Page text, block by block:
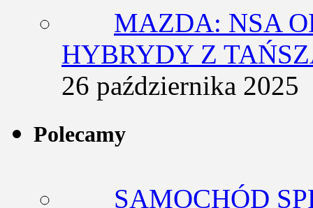
MAZDA: NSA
HYBRYDY Z
26 października 2025
Polecamy
SAMOCHÓD